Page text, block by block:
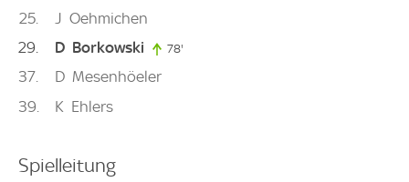
25
J Oehmichen
29
D Borkowski 78'
37 D Mesenhöeler
39
K Ehlers
Spielleitung